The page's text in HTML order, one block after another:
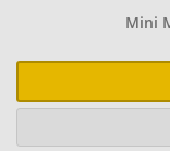
Mini